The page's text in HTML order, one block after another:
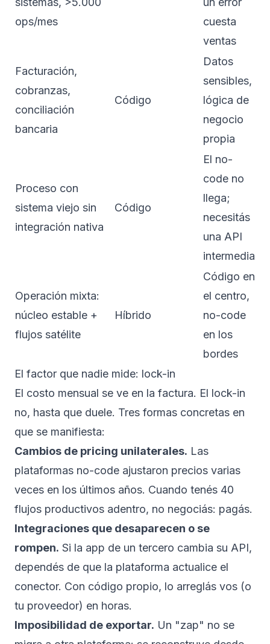
ops/mes
cuesta
ventas
Facturación,
cobranzas,
conciliación
bancaria
Código
Datos
sensibles,
lógica de
negocio
propia
Proceso con
sistema viejo sin
integración nativa
Código
El no-
code no
llega;
necesitás
una API
intermedia
Operación mixta:
núcleo estable +
flujos satélite
Híbrido
Código en
el centro,
no-code
en los
bordes
El factor que nadie mide: lock-in
El costo mensual se ve en la factura. El lock-in
no, hasta que duele. Tres formas concretas en
que se manifiesta:
Cambios de pricing unilaterales. Las
plataformas no-code ajustaron precios varias
veces en los últimos años. Cuando tenés 40
flujos productivos adentro, no negociás: pagás.
Integraciones que desaparecen o se
rompen. Si la app de un tercero cambia su API,
dependés de que la plataforma actualice el
conector. Con código propio, lo arreglás vos (o
tu proveedor) en horas.
Imposibilidad de exportar. Un "zap" no se